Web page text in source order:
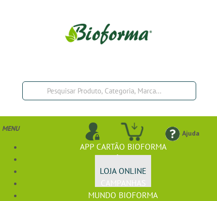
Ajuda
MENU
APP CARTÃO BIOFORMA
LOJA ONLINE
MUNDO BIOFORMA